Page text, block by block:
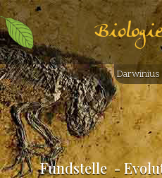
Fundstelle -
Darwinius